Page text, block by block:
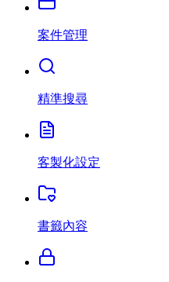
案件管理
精準搜尋
客製化設定
書籤內容